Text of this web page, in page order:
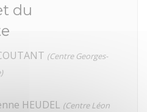
du
(Centre Georges-
HEUDEL (Centre Léon